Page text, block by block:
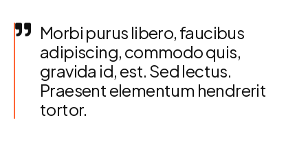
Morbi purus libero, faucibus
adipiscing, commodo quis,
gravida id, est. Sed lectus.
Praesent elementum hendrerit
tortor.